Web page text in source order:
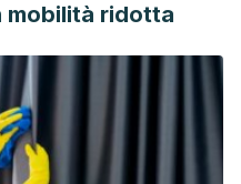
mobilità ridotta